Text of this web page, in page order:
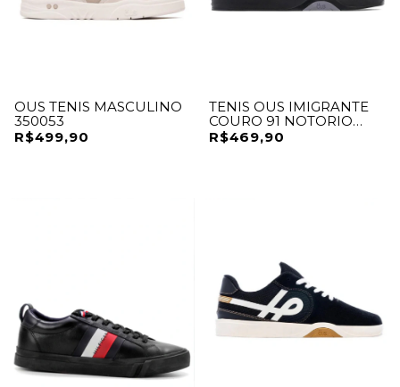
OUS TENIS MASCULINO
350053
R$499,90
TENIS OUS IMIGRANTE
COURO 91 NOTORIO
ESSENCIAL
R$469,90